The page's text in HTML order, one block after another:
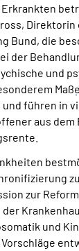
Direktorin
Bund, die
der
und
Maße
führen in
aus dem
zur
und